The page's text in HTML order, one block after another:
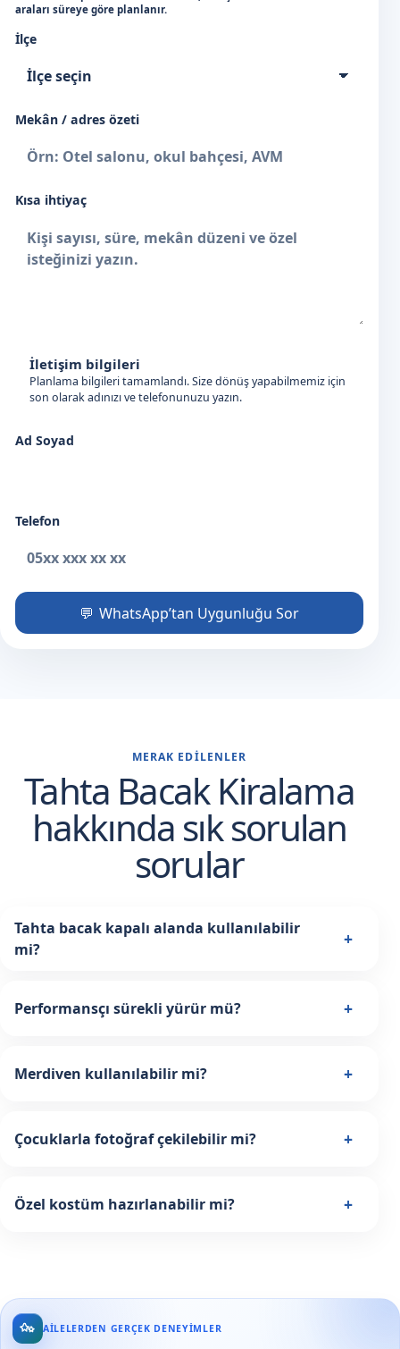
araları süreye göre planlanır.
İlçe
Mekân / adres özeti
Kısa ihtiyaç
İletişim bilgileri
Planlama bilgileri tamamlandı. Size dönüş yapabilmemiz için
son olarak adınızı ve telefonunuzu yazın.
Ad Soyad
Telefon
WhatsApp’tan Uygunluğu Sor
MERAK EDILENLER
Tahta Bacak Kiralama
hakkında sık sorulan
sorular
Tahta bacak kapalı alanda kullanılabilir
mi?
+
Performansçı sürekli yürür mü? +
Merdiven kullanılabilir mi? +
Çocuklarla fotoğraf çekilebilir mi? +
Özel kostüm hazırlanabilir mi? +
AILELERDEN GERÇEK DENEYIMLER